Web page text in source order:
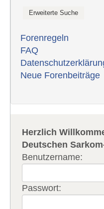
Forenregeln
FAQ
Neue Forenbeiträge
Herzlich
Deutschen
Benutzername:
Passwort: